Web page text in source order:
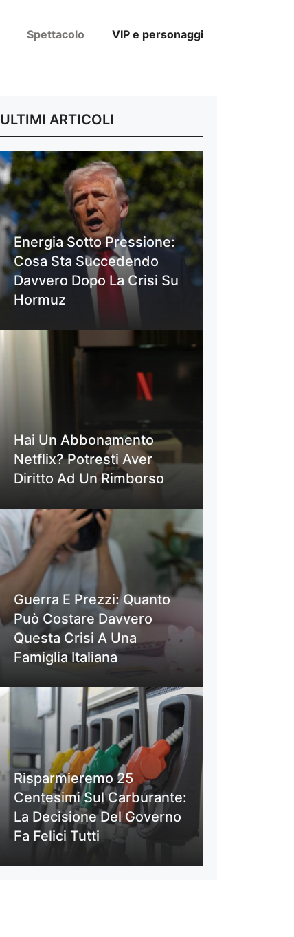
Spettacolo VIP e personaggi
ULTIMI ARTICOLI
Energia Sotto Pressione:
Cosa Sta Succedendo
Davvero Dopo La Crisi Su
Hormuz
Hai Un Abbonamento
Netflix? Potresti Aver
Diritto Ad Un Rimborso
Guerra E Prezzi: Quanto
Può Costare Davvero
Questa Crisi A Una
Famiglia Italiana
Risparmieremo 25
Centesimi Sul Carburante:
La Decisione Del Governo
Fa Felici Tutti